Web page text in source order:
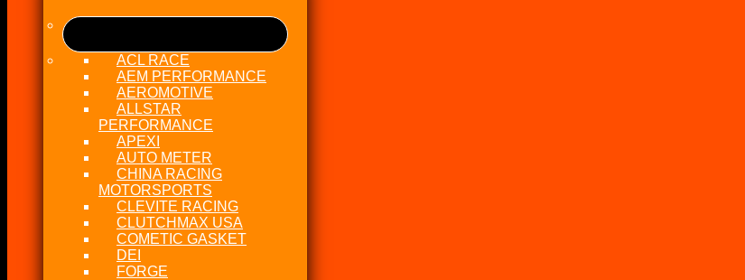
ACL RACE
AEM PERFORMANCE
AEROMOTIVE
ALLSTAR
PERFORMANCE
APEXI
AUTO METER
CHINA RACING
MOTORSPORTS
CLEVITE RACING
CLUTCHMAX USA
COMETIC GASKET
DEI
FORGE